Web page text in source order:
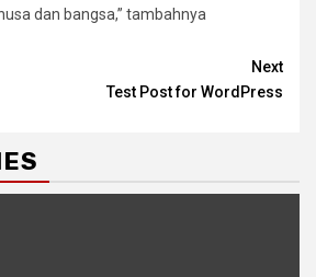
dan bangsa,” tambahnya
Next
Test Post for WordPress